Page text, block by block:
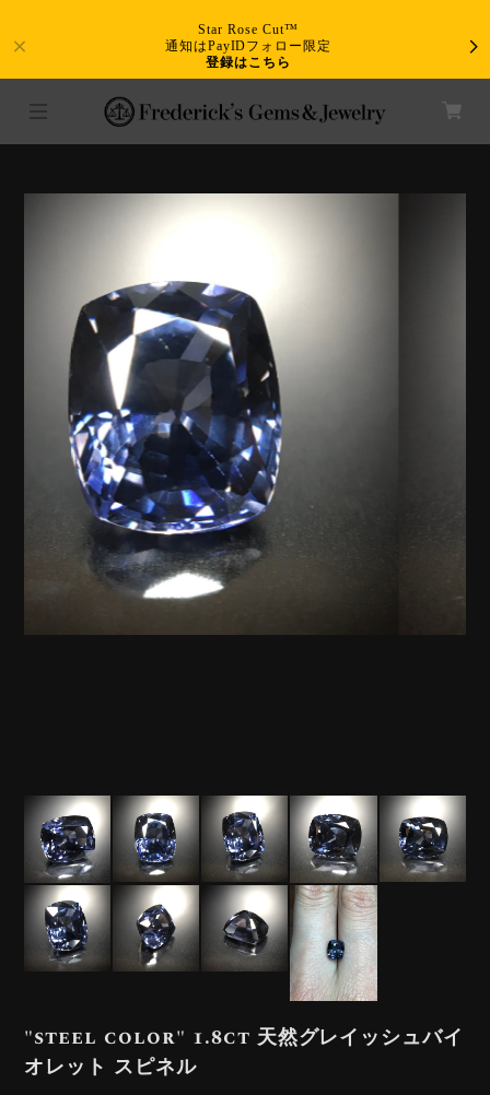
Star Rose Cut™
通知はPayIDフォロー限定
登録はこちら
"steel color" 1.8ct 天然グレイッシュバイ
オレット スピネル